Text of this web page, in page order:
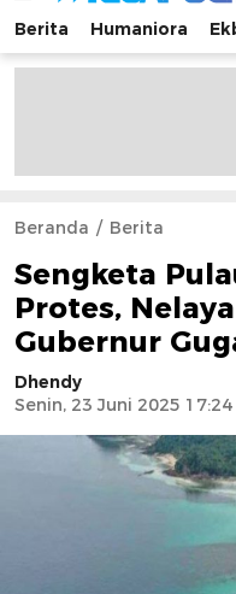
Megapolitan.co
Menyajikan berita-
Berita Humaniora
Beranda Berita
Sengketa
Protes,
Gubernur
Dhendy
Senin, 23 Juni 2025 17:24